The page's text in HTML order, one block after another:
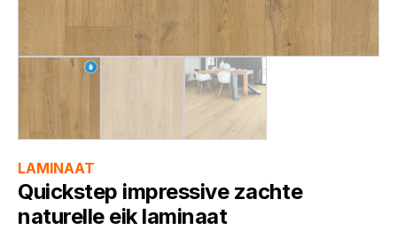
LAMINAAT
Quickstep impressive zachte
naturelle eik laminaat